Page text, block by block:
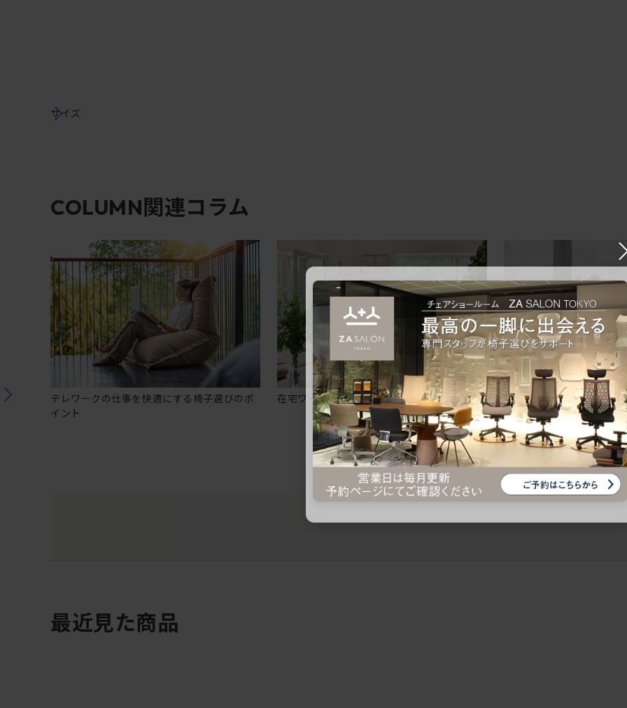
サイズ
COLUMN関連コラム
テレワークの仕事を快適にする椅子選びのポ
イント
在宅ワークにおすすめのオフィスチェア5選
椅子に座っているのに疲
疲れにくいチェアの選び方
最近見た商品